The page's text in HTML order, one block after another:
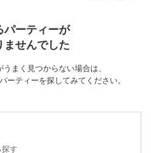
パーティーが
ませんでした
まく見つからない場合は、
ーティーを探してみてください。
探す